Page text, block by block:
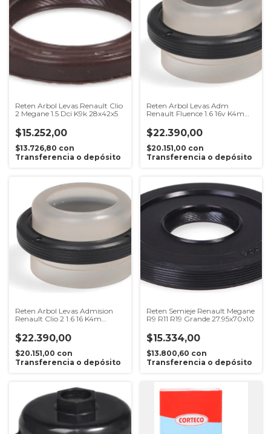
Reten Arbol Levas Renault Clio
2 Megane 1.5 Dci K9k 28x42x5
$15.252,00
$13.726,80 con
Transferencia o depósito
Reten Arbol Levas Adm
Renault Fluence 1.6 16v K4m
$22.390,00
$20.151,00 con
Transferencia o depósito
Reten Arbol Levas Admision
Renault Clio 2 1.6 16 K4m
$22.390,00
$20.151,00 con
Transferencia o depósito
Reten Semieje Renault Megane
R9 R11 R19 Grande 27.95x70x10
$15.334,00
$13.800,60 con
Transferencia o depósito